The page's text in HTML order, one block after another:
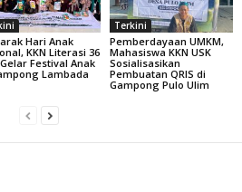
Hari Anak
KKN Literasi 36
Festival Anak
Lambada
Terkini
Pemberdayaan UMKM,
Mahasiswa KKN USK
Sosialisasikan
Pembuatan QRIS di
Gampong Pulo Ulim